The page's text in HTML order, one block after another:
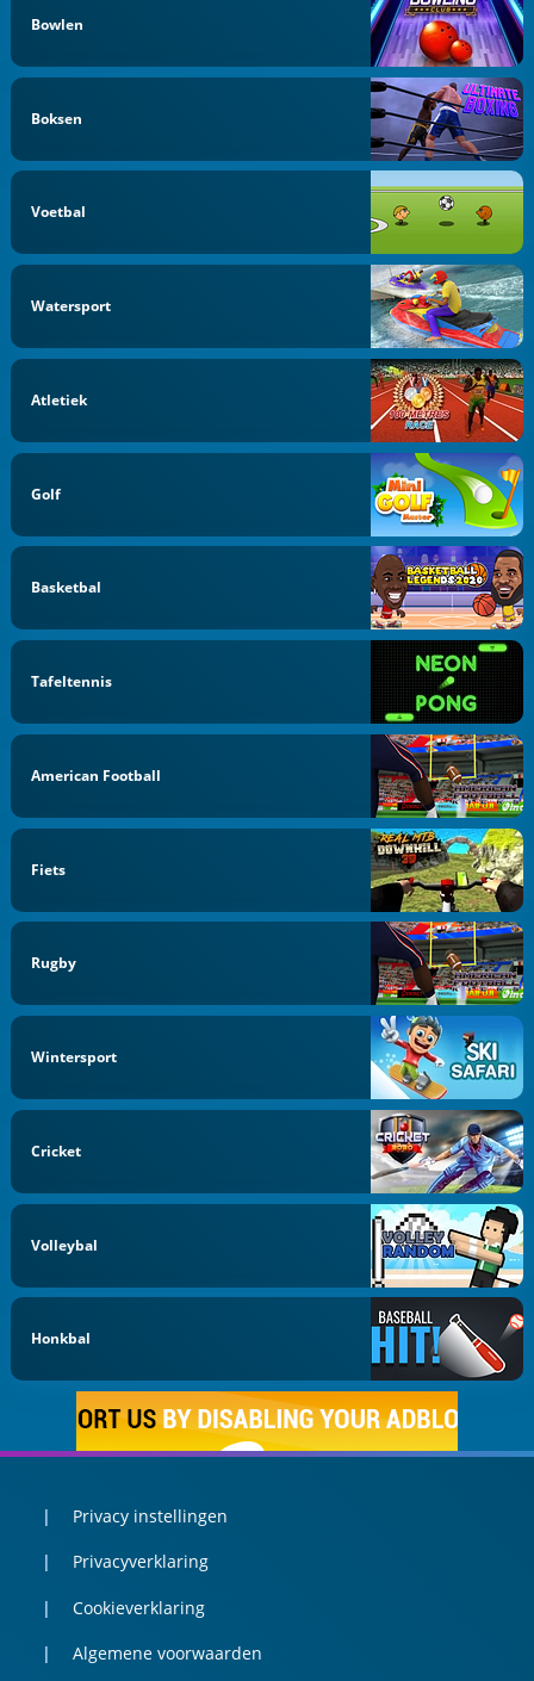
Bowlen
Boksen
Voetbal
Watersport
Atletiek
Golf
Basketbal
Tafeltennis
American Football
Fiets
Rugby
Wintersport
Cricket
Volleybal
Honkbal
Privacy instellingen
Privacyverklaring
Cookieverklaring
Algemene voorwaarden